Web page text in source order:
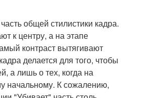
общей стилистики кадра.
к центру, а на этапе
контраст вытягивают
делается для того, чтобы
а лишь о тех, когда на
начальному. К сожалению,